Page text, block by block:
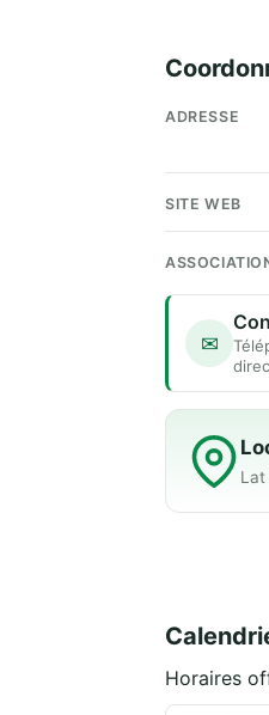
ADRESSE
SITE WEB
✉
Lat
Horaires